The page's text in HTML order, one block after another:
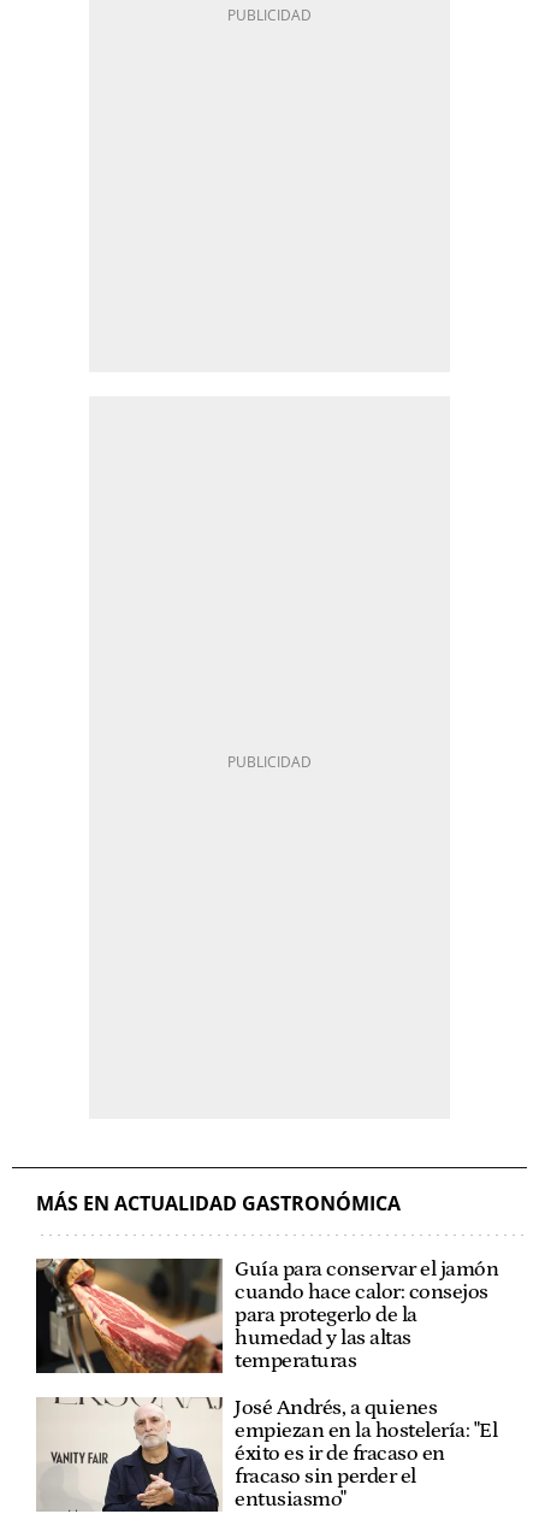
MÁS EN ACTUALIDAD GASTRONÓMICA
Guía para conservar el jamón
cuando hace calor: consejos
para protegerlo de la
humedad y las altas
temperaturas
José Andrés, a quienes
empiezan en la hostelería: "El
éxito es ir de fracaso en
fracaso sin perder el
entusiasmo"